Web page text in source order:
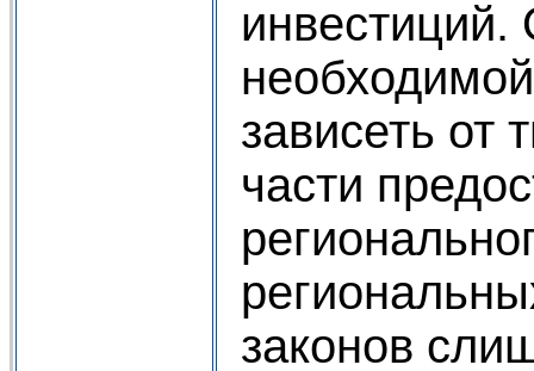
зависеть от
части
законов